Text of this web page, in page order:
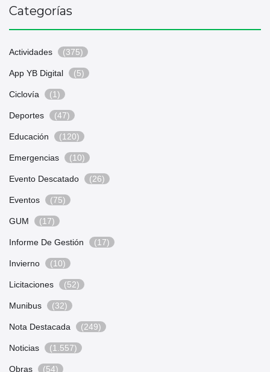
Categorías
Actividades (375)
App YB Digital (5)
Ciclovía (1)
Deportes (47)
Educación (120)
Emergencias (10)
Evento Descatado (26)
Eventos (75)
GUM (17)
Informe De Gestión (17)
Invierno (10)
Licitaciones (52)
Munibus (32)
Nota Destacada (249)
Noticias (1.557)
Obras (54)